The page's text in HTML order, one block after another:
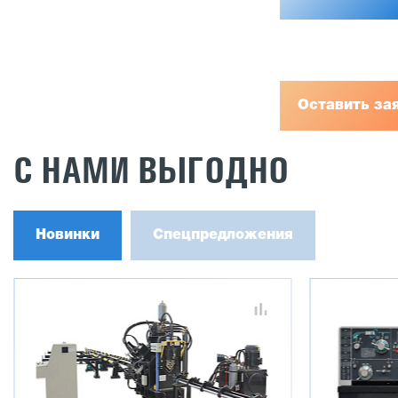
Оставить
С НАМИ ВЫГОДНО
Новинки Спецпредложения